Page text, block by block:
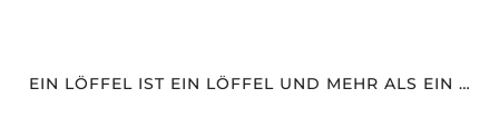
EIN LÖFFEL IST EIN LÖFFEL UND MEHR ALS EIN …